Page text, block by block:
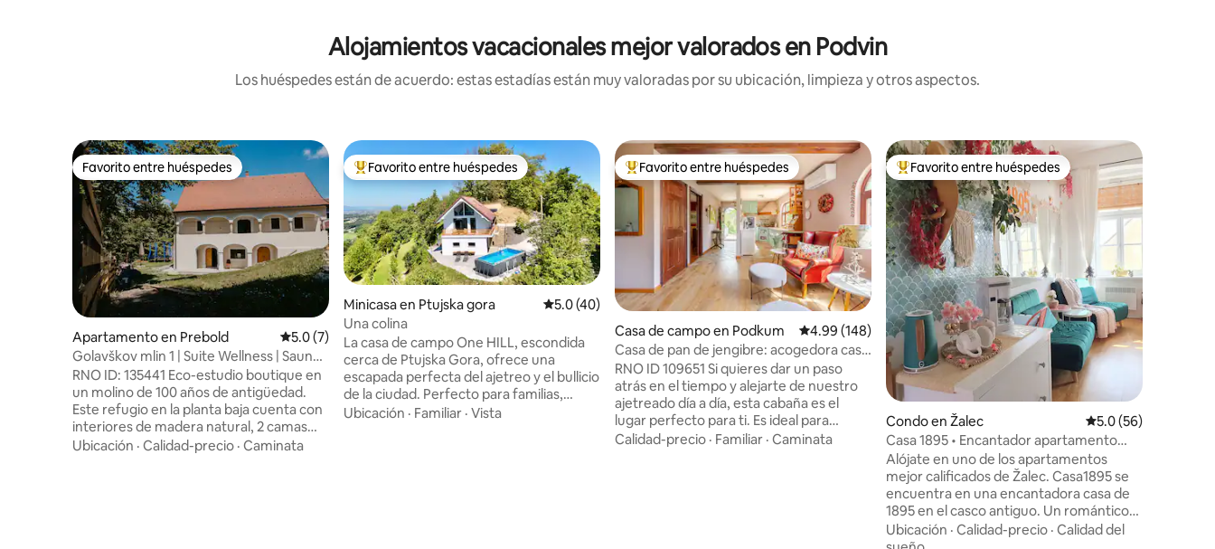
Alojamientos vacacionales mejor valorados en Podvin
Los huéspedes están de acuerdo: estas estadías están muy valoradas por su ubicación, limpieza y otros aspectos.
Favorito entre huéspedes
Favorito entre huéspedes
Apartamento en Prebold Calificación promedio: 5.0 de 5, 7 reseñas
5.0 (7)
Golavškov mlin 1 | Suite Wellness | Sauna |
EV gratuito
RNO ID: 135441 Eco-estudio boutique en
un molino de 100 años de antigüedad.
Este refugio en la planta baja cuenta con
interiores de madera natural, 2 camas
cómodas (90x200) y una SAUNA privada,
Ubicación · Calidad-precio · Caminata
Favorito entre huéspedes preferido
Favorito entre huéspedes
Minicasa en Ptujska gora Calificación promedio: 5.0 de 5, 40 reseñas
5.0 (40)
Una colina
La casa de campo One HILL, escondida
cerca de Ptujska Gora, ofrece una
escapada perfecta del ajetreo y el bullicio
de la ciudad. Perfecto para familias,
parejas o amigos. Por la mañana te
Ubicación · Familiar · Vista
Favorito entre huéspedes preferido
Favorito entre huéspedes
Casa de campo en Podkum Calificación promedio: 4.99 de 5, 148 reseñas
4.99 (148)
Casa de pan de jengibre: acogedora casa
de campo
RNO ID 109651 Si quieres dar un paso
atrás en el tiempo y alejarte de nuestro
ajetreado día a día, esta cabaña es el
lugar perfecto para ti. Es ideal para
disfrutar y explorar el hermoso lado de la
Calidad-precio · Familiar · Caminata
Favorito entre huéspedes preferido
Favorito entre huéspedes
Condo en Žalec Calificación
5.0 (56)
Casa 1895 • Encantador apartamento
boutique con alma
Alójate en uno de los apartamentos
mejor calificados de Žalec. Casa1895 se
encuentra en una encantadora casa de
1895 en el casco antiguo. Un romántico
apartamento vintage a pocos pasos del
famoso Fuente de cerveza Green Gold.
Ubicación · Calidad-precio · Calidad del